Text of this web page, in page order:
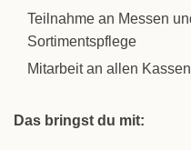
Teilnahme an Messen
Sortimentspflege
Mitarbeit an allen
Das bringst du mit: